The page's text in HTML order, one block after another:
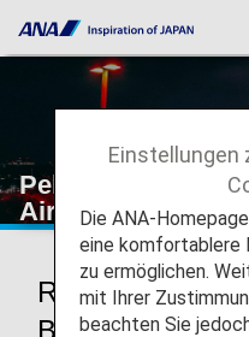
Peking / Beijing
Airport
Reisen zum und
Beijing Capital
Einstellungen
Die ANA-
eine komfortablere
zu ermöglichen.
mit Ihrer
beachten Sie